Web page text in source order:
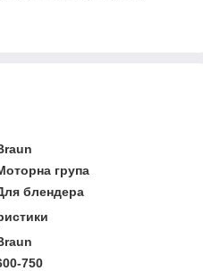
група
блендера
750